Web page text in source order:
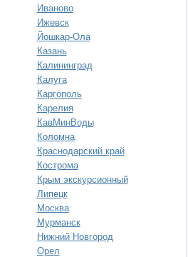
Иваново
Ижевск
Йошкар-Ола
Казань
Калининград
Калуга
Каргополь
Карелия
КавМинВоды
Коломна
Краснодарский край
Кострома
Крым экскурсионный
Липецк
Москва
Мурманск
Нижний Новгород
Орел